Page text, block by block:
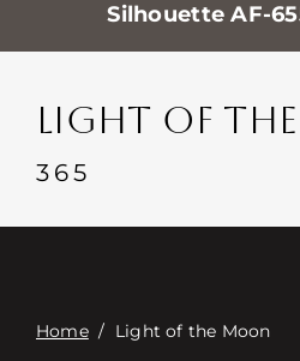
Stores
События
Связаться с
Silhouette AF-
LIGHT OF
365
Home/ Light of the Moon